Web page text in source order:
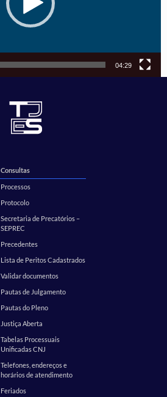
04:29
Consultas
Processos
Protocolo
Secretaria de Precatórios –
SEPREC
Precedentes
Lista de Peritos Cadastrados
Validar documentos
Pautas de Julgamento
Pautas do Pleno
Justiça Aberta
Tabelas Processuais
Unificadas CNJ
Telefones, endereços e
horários de atendimento
Feriados